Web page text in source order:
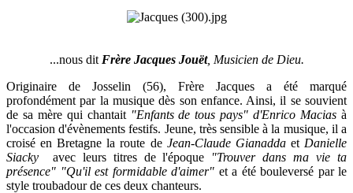
...nous dit Frère Jacques Jouët, Musicien de Dieu.
Originaire de Josselin (56), Frère Jacques a été marqué
profondément par la musique dès son enfance. Ainsi, il se souvient
de sa mère qui chantait "Enfants de tous pays" d'Enrico Macias à
l'occasion d'évènements festifs. Jeune, très sensible à la musique, il a
croisé en Bretagne la route de Jean-Claude Gianaddaet Danielle
Siacky
avec leurs titres de l'époque "Trouver dans ma vie ta
présence" "Qu'il est formidable d'aimer" et a été bouleversé par le
style troubadour de ces deux chanteurs.